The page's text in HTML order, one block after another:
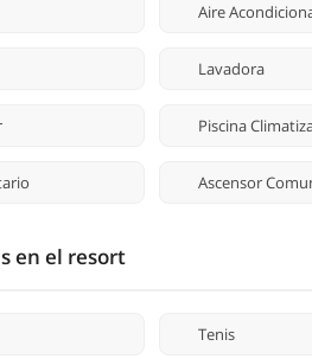
Aire
Lavadora
Piscina
Ascensor
en el resort
Tenis